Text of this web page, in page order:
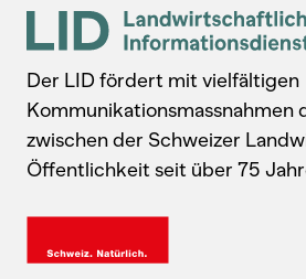
Der LID fördert mit vielfältigen
Kommunikationsmassnahmen
zwischen der Schweizer
Öffentlichkeit seit über 75